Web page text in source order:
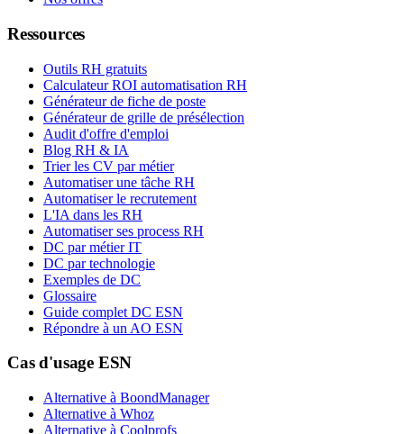
Ressources
Outils RH gratuits
Calculateur ROI automatisation RH
Générateur de fiche de poste
Générateur de grille de présélection
Audit d'offre d'emploi
Blog RH & IA
Trier les CV par métier
Automatiser une tâche RH
Automatiser le recrutement
L'IA dans les RH
Automatiser ses process RH
DC par métier IT
DC par technologie
Exemples de DC
Glossaire
Guide complet DC ESN
Répondre à un AO ESN
Cas d'usage ESN
Alternative à BoondManager
Alternative à Whoz
Alternative à Coolprofs